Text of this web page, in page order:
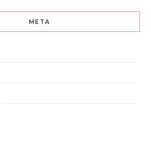
META